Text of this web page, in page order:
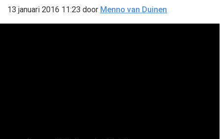
13 januari 2016 11:23 door Menno van Duinen